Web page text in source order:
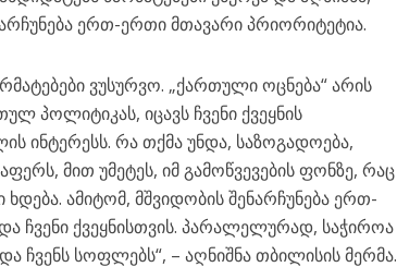
ერთ-ერთი მთავარი პრიორიტეტია.
ვუსურვო. „ქართული ოცნება“ არის
პოლიტიკას, იცავს ჩვენი ქვეყნის
ინტერესს. რა თქმა უნდა, საზოგადოება,
მით უმეტეს, იმ გამოწვევების ფონზე, რაც
ამიტომ, მშვიდობის შენარჩუნება ერთ-
ჩვენი ქვეყნისთვის. პარალელურად, საჭიროა
ჩვენს სოფლებს“, – აღნიშნა თბილისის მერმა.